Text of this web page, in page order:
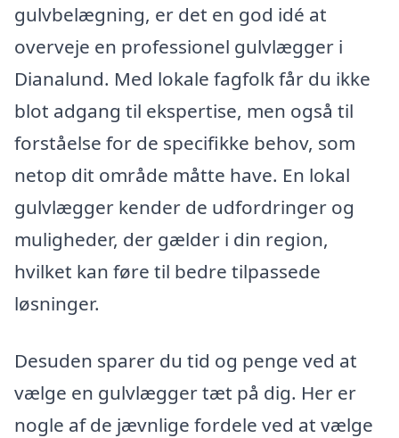
gulvbelægning, er det en god idé at
overveje en professionel gulvlægger i
Dianalund. Med lokale fagfolk får du ikke
blot adgang til ekspertise, men også til
forståelse for de specifikke behov, som
netop dit område måtte have. En lokal
gulvlægger kender de udfordringer og
muligheder, der gælder i din region,
hvilket kan føre til bedre tilpassede
løsninger.
Desuden sparer du tid og penge ved at
vælge en gulvlægger tæt på dig. Her er
nogle af de jævnlige fordele ved at vælge